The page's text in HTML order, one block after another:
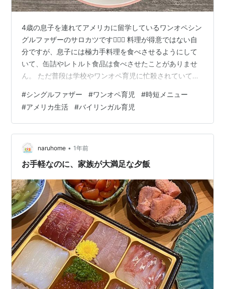
4歳の息子を連れてアメリカに留学しているワンオペシン
グルファザーのサロカツです🙇🏻‍♂️ 料理が得意ではない自
分ですが、息子には極力手料理を食べさせるようにして
いて、缶詰やレトルト食品は食べさせたことがありませ
ん。 ただ普段は学校やワンオペ育児に忙殺されていて、
かけずに美味しく且つ栄養バランスの整ったものを食べ
させてあげられるかいつも悩んでいます。 「今日はもう
献立も考えたくない」という時によく作るのがそぼろ丼
で、そぼろが常に冷凍ストックしてあるので、あとは炒
り卵と冷蔵庫にある野菜を適当にアレンジして盛り付け
ています。 牛挽肉と卵はどこのスーパ…
#シングルファザー #ワンオペ育児 #時短メニュー
#アメリカ生活 #バイリンガル育児
naruhome • 1年前
お手軽なのに、家族が大満足な夕飯